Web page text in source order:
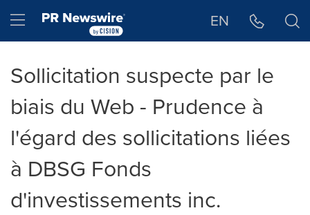
Hamburger menu EN
Sollicitation suspecte par le
biais du Web - Prudence à
l'égard des sollicitations liées
à DBSG Fonds
d'investissements inc.